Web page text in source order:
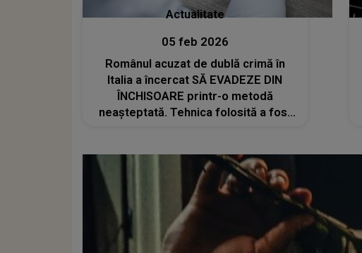
Actualitate
05 feb 2026
Românul acuzat de dublă crimă în
Italia a încercat SĂ EVADEZE DIN
ÎNCHISOARE printr-o metodă
neașteptată. Tehnica folosită a fost
fapt, cum un prizonier care..."